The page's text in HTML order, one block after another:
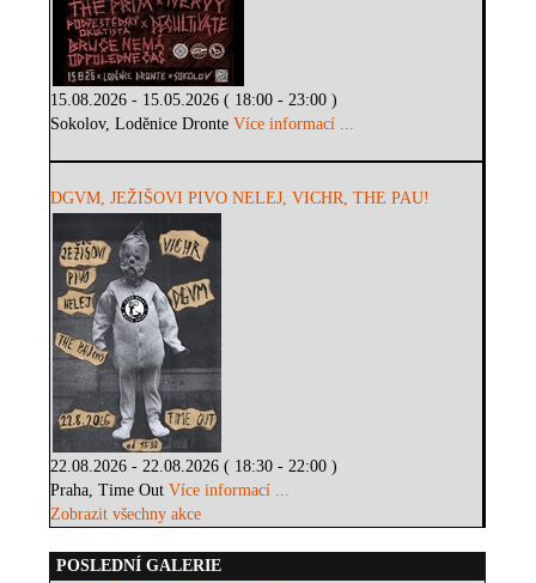
15.08.2026 - 15.05.2026 ( 18:00 - 23:00 )
Sokolov, Loděnice DronteVíce informací ...
DGVM, JEŽIŠOVI PIVO NELEJ, VICHR, THE PAU!
22.08.2026 - 22.08.2026 ( 18:30 - 22:00 )
Praha, Time OutVíce informací ...
Zobrazit všechny akce
POSLEDNÍ GALERIE